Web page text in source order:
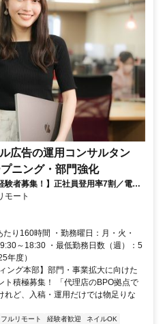
広告の運用コンサルタン
ニング・部門強化
験者募集！】正社員登用率7割／電通
日祝休み／残業月平均4時間19分
モート
り160時間 ・勤務曜日：月・火・
～18:30 ・最低勤務日数（週）：5
年度）
ング本部】部門・事業拡大に向けた
ト積極募集！ 「代理店のBPO拠点で
れど、入稿・運用だけでは物足りな
フルリモート 経験者歓迎
ネイルOK